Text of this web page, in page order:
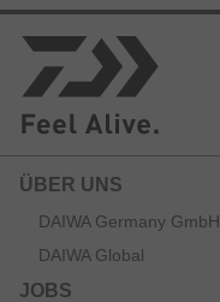
ÜBER UNS
DAIWA Germany GmbH
DAIWA Global
JOBS